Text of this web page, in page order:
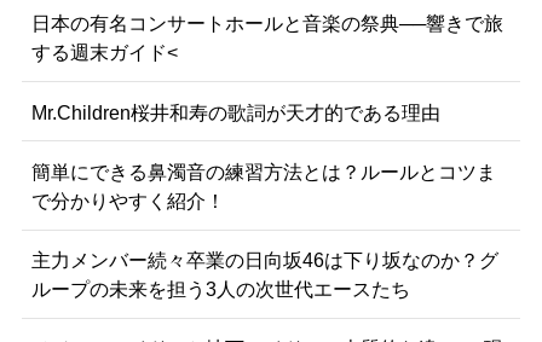
日本の有名コンサートホールと音楽の祭典──響きで旅
する週末ガイド<
Mr.Children桜井和寿の歌詞が天才的である理由
簡単にできる鼻濁音の練習方法とは？ルールとコツま
で分かりやすく紹介！
主力メンバー続々卒業の日向坂46は下り坂なのか？グ
ループの未来を担う3人の次世代エースたち